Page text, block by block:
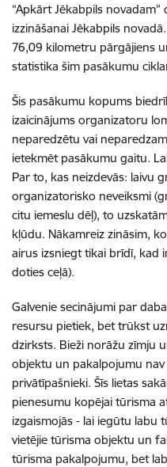
“Apkārt Jēkabpils
izzināšanai Jēkabpils
76,09 kilometru pārgājiens
statistika šim pasākumu
Šis pasākumu kopums
izaicinājums organizatoru
neparedzētu vai
ietekmēt pasākumu gaitu.
Par to, kas neizdevās: laivu
organizatorisko neveiksmi
citu iemeslu dēļ), to
kļūdu. Nākamreiz zināsim,
airus izsniegt tikai brīdī, kad
doties ceļā).
Galvenie secinājumi par
resursu pietiek, bet trūkst
dzirksts. Bieži norāžu zīmju
objektu un pakalpojumu
privātīpašnieki. Šīs lietas
pienesumu kopējai tūrisma
izgaismojās - lai iegūtu labu
vietējie tūrisma objektu un
tūrisma pakalpojumu, bet